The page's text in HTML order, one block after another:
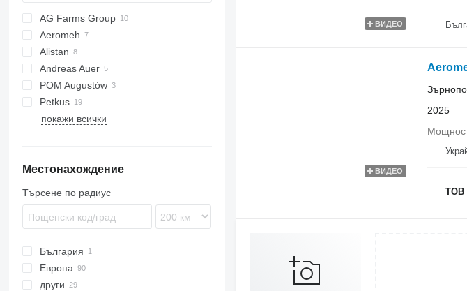
AG Farms Group
Aeromeh
Alistan
Andreas Auer
POM Augustów
Petkus
K218
K541
K553
покажи всички
Местонахождение
Търсене по радиус
България
Европа
Полша
други
ВИДЕО
ВИДЕО
2025
ТОВ